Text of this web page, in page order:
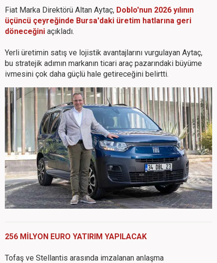
Fiat Marka Direktörü Altan Aytaç, Doblo'nun 2026 yılının
üçüncü çeyreğinde Bursa'daki üretim hatlarına geri
döneceğini açıkladı.
Yerli üretimin satış ve lojistik avantajlarını vurgulayan Aytaç,
bu stratejik adımın markanın ticari araç pazarındaki büyüme
ivmesini çok daha güçlü hale getireceğini belirtti.
256 MİLYON EURO YATIRIM YAPILACAK
Tofaş ve Stellantis arasında imzalanan anlaşma